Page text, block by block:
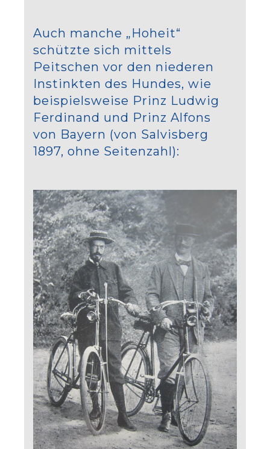
Auch manche „Hoheit“
schützte sich mittels
Peitschen vor den niederen
Instinkten des Hundes, wie
beispielsweise Prinz Ludwig
Ferdinand und Prinz Alfons
von Bayern (von Salvisberg
1897, ohne Seitenzahl):